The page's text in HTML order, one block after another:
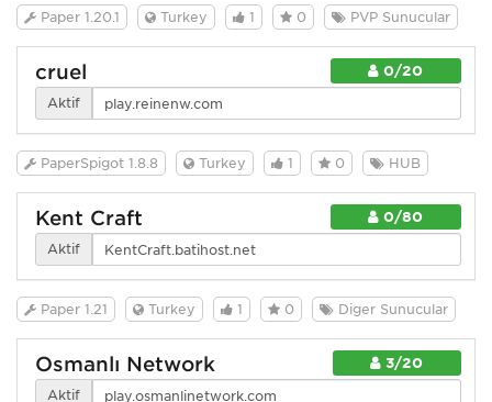
Paper 1.20.1 Turkey 1 0 PVP Sunucular
0/20
cruel
Aktif
PaperSpigot 1.8.8 Turkey 1 0 HUB
0/80
Kent Craft
Aktif
Paper 1.21 Turkey 1 0 Diğer Sunucular
3/20
Osmanlı Network
Aktif